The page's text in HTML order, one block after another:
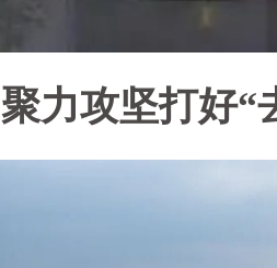
聚力攻坚打好“